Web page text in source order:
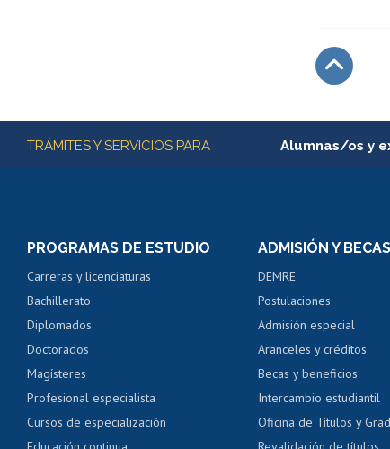
Más información
TRÁMITES Y SERVICIOS PARA Alumnas/os y
Consulta y
Servicio médico y
Pago de arancel y
Pago de arancel y
Certificado de
PROGRAMAS DE ESTUDIO
Carreras y licenciaturas
Bachillerato
Diplomados
Doctorados
Magísteres
Profesional especialista
Cursos de especialización
ADMISIÓN Y BECAS
DEMRE
Postulaciones
Admisión especial
Aranceles y créditos
Becas y beneficios
Intercambio estudiantil
Oficina de Títulos y